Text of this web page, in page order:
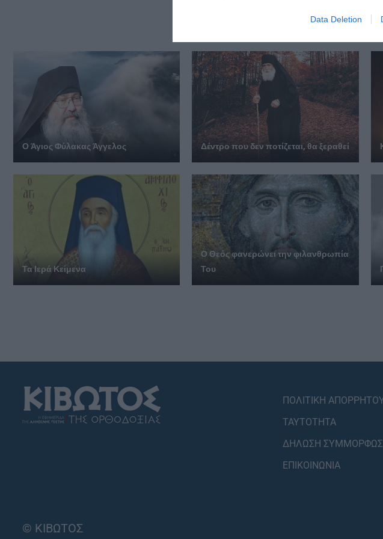
Data Deletion
ΔΕΙΤΕ ΕΠΙΣΗΣ
Ο Άγιος Φύλακας Άγγελος Δέντρο που δεν ποτίζεται, θα ξεραθεί
Τα Ιερά Κείμενα
Ο Θεός φα­νε­ρώ­νει την φι­λαν­θρω­πία
Του
ΠΟΛΙΤΙΚΗ
ΤΑΥΤΟΤΗΤΑ
ΔΗΛΩΣΗ
ΕΠΙΚΟΙΝΩΝΙΑ
© ΚΙΒΩΤΟΣ